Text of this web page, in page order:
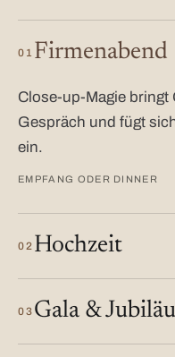
01 Firmenabend
Close-up-Magie
Gespräch und fügt
ein.
EMPFANG ODER DINNER
02 Hochzeit
03 Gala &